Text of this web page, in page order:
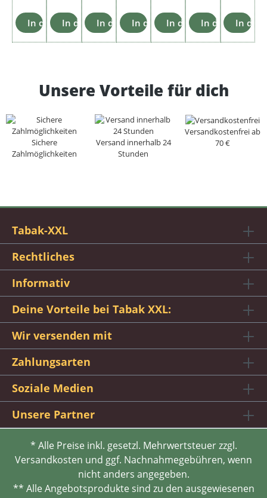
In den Warenkorb
In den Warenkorb
In den Warenkorb
In den Warenkorb
In den Warenkorb
In den In den
Unsere Vorteile für dich
Sichere
Zahlmöglichkeiten
Versand innerhalb 24
Stunden
Versandkostenfrei ab
70 €
Tabak-XXL
Rechtliches
Informativ
Deine Vorteile bei Tabak XXL:
Wir versenden mit
Zahlungsarten
Soziale Medien
Unsere Partner
* Alle Preise inkl. gesetzl. Mehrwertsteuer zzgl.
Versandkosten und ggf. Nachnahmegebühren, wenn
nicht anders angegeben.
** Alle Angebotsprodukte sind zu den ausgewiesenen